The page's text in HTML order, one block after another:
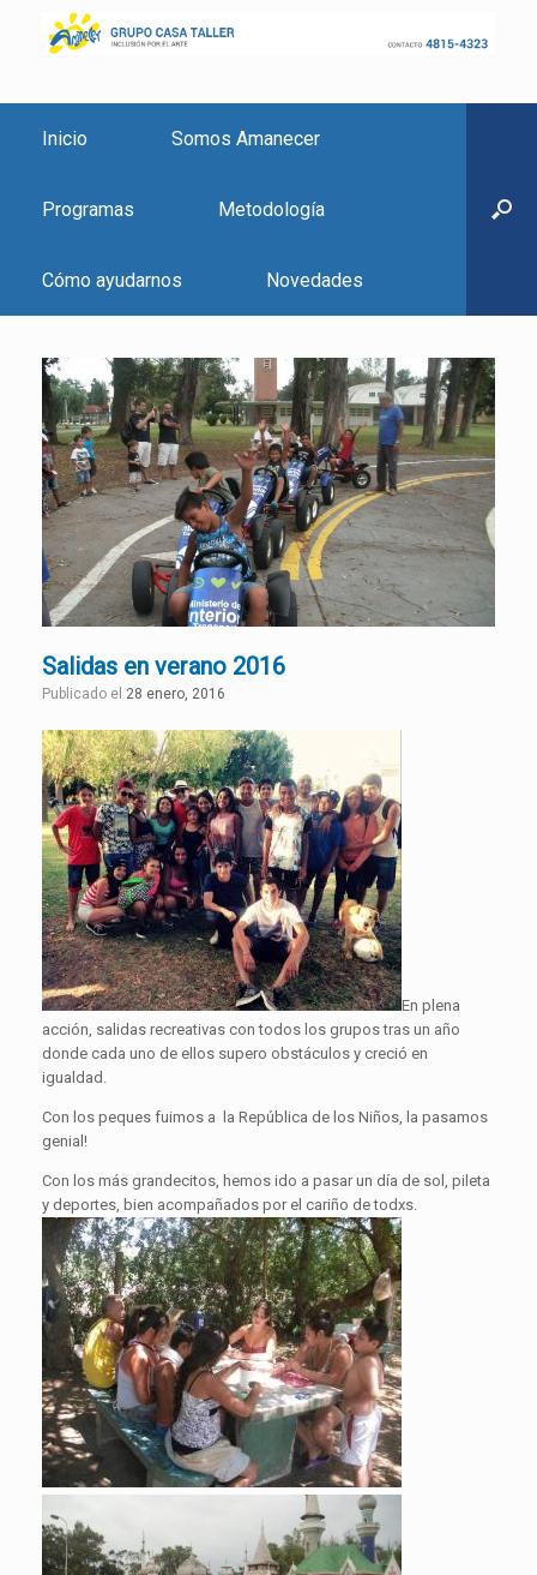
Inicio Somos Amanecer
Programas Metodología
Cómo ayudarnos Novedades
Salidas en verano 2016
Publicado el 28 enero, 2016
En plena
acción, salidas recreativas con todos los grupos tras un año
donde cada uno de ellos supero obstáculos y creció en
igualdad.
Con los peques fuimos a la República de los Niños, la pasamos
genial!
Con los más grandecitos, hemos ido a pasar un día de sol, pileta
y deportes, bien acompañados por el cariño de todxs.